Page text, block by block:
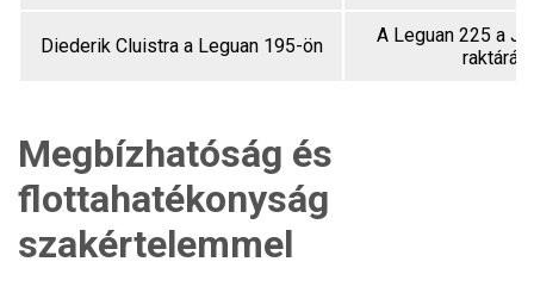
Diederik Cluistra a Leguan 195-ön
A Leguan 225 a
Megbízhatóság és
flottahatékonyság
szakértelemmel